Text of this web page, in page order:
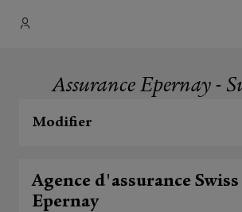
Assurance Epernay -
Modifier
Agence d'assurance
Epernay